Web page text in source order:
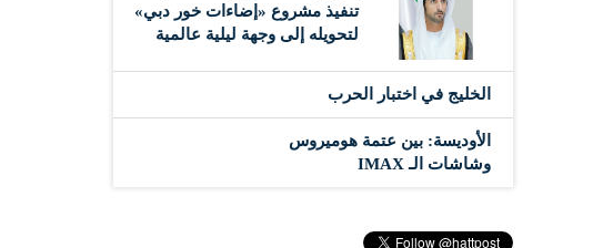
تنفيذ مشروع «إضاءات خور دبي»
لتحويله إلى وجهة ليلية عالمية
‏الخليج في اختبار الحرب
الأوديسة: بين عتمة هوميروس
وشاشات الـ IMAX